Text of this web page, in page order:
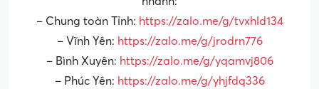
– Chung toàn Tỉnh: https://zalo.me/g/tvxhld134
– Vĩnh Yên: https://zalo.me/g/jrodrn776
– Bình Xuyên: https://zalo.me/g/yqamvj806
– Phúc Yên: https://zalo.me/g/yhjfdq336